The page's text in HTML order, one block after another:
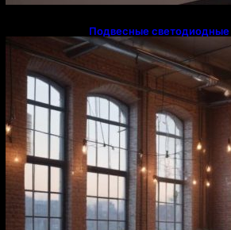
Подвесные светодиодные